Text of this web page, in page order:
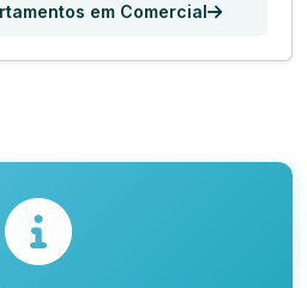
em Comercial